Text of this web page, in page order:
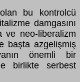
bu kontrolcü
damgasını
ve neo-liberalizm
başta azgelişmiş
önemli bir
birlikte serbest